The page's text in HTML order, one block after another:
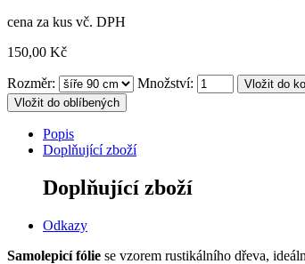
cena za kus vč. DPH
150,00 Kč
Rozměr: Množství:
Vložit do oblíbených
Popis
Doplňující zboží
Doplňující zboží
Odkazy
Samolepicí fólie se vzorem rustikálního dřeva,